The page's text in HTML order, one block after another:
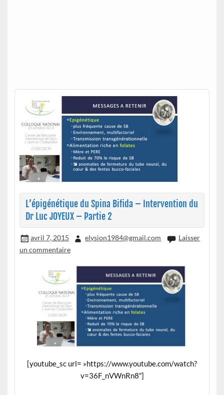
L’épigénétique du Spina Bifida – Intervention du
Dr Luc JOYEUX – Partie 2
avril 7, 2015 elysion1984@gmail.com
Laisser
un commentaire
[youtube_sc url= »https://www.youtube.com/watch?
v=36F_nVWnRn8″]